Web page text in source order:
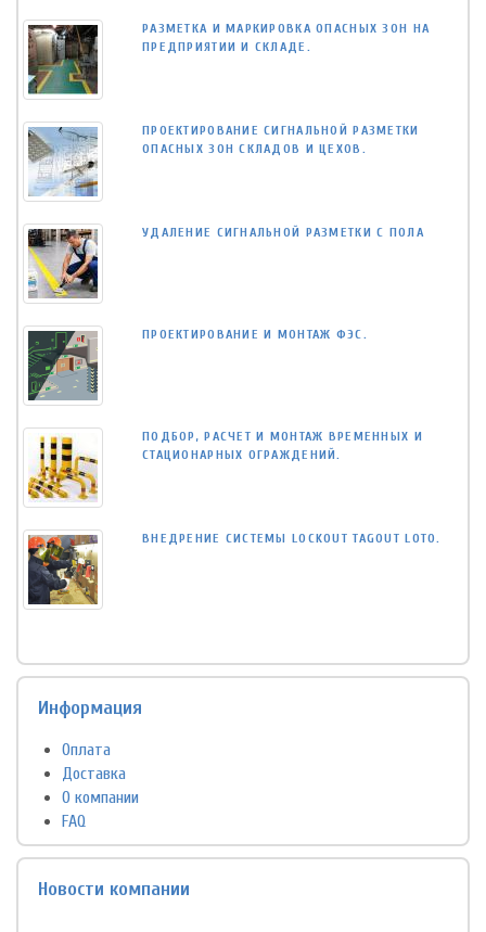
РАЗМЕТКА И МАРКИРОВКА ОПАСНЫХ ЗОН НА
ПРЕДПРИЯТИИ И СКЛАДЕ.
ПРОЕКТИРОВАНИЕ СИГНАЛЬНОЙ РАЗМЕТКИ
ОПАСНЫХ ЗОН СКЛАДОВ И ЦЕХОВ.
УДАЛЕНИЕ СИГНАЛЬНОЙ РАЗМЕТКИ С ПОЛА
ПРОЕКТИРОВАНИЕ И МОНТАЖ ФЭС.
ПОДБОР, РАСЧЕТ И МОНТАЖ ВРЕМЕННЫХ И
СТАЦИОНАРНЫХ ОГРАЖДЕНИЙ.
ВНЕДРЕНИЕ СИСТЕМЫ LOCKOUT TAGOUT LOTO.
Информация
Оплата
Доставка
О компании
FAQ
Новости компании